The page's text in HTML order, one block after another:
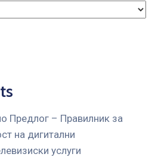
Предлог – Правилник за
на дигитални
услуги